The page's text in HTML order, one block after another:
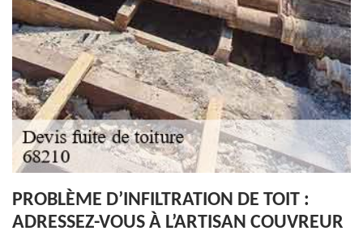
PROBLÈME D’INFILTRATION DE TOIT :
ADRESSEZ-VOUS À L’ARTISAN COUVREUR